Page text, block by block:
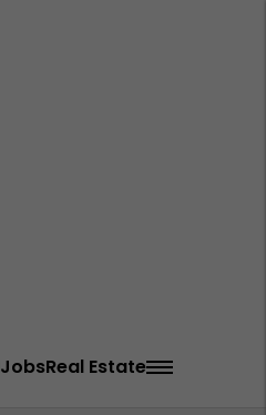
JobsReal Estate